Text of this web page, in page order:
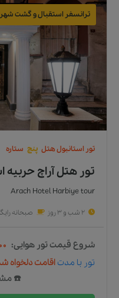
ترانسفر استقبال و گشت
تور استانبولهتل پنج ستاره
تور هتل آراچ حربیه
Arach Hotel Harbiye tour
2 شب و 3 روز صبحانه
شروع قیمت تور هوایی:
تور با مدت اقامت دلخواه
☎️